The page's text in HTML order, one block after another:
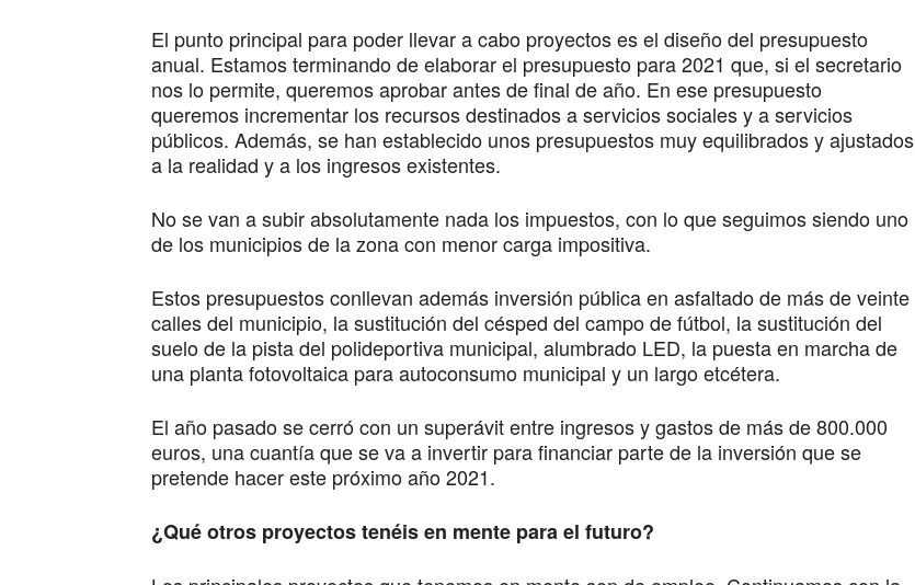
El punto principal para poder llevar a cabo proyectos es el diseño del presupuesto
anual. Estamos terminando de elaborar el presupuesto para 2021 que, si el secretario
nos lo permite, queremos aprobar antes de final de año. En ese presupuesto
queremos incrementar los recursos destinados a servicios sociales y a servicios
públicos. Además, se han establecido unos presupuestos muy equilibrados y ajustados
a la realidad y a los ingresos existentes.
No se van a subir absolutamente nada los impuestos, con lo que seguimos siendo uno
de los municipios de la zona con menor carga impositiva.
Estos presupuestos conllevan además inversión pública en asfaltado de más de veinte
calles del municipio, la sustitución del césped del campo de fútbol, la sustitución del
suelo de la pista del polideportiva municipal, alumbrado LED, la puesta en marcha de
una planta fotovoltaica para autoconsumo municipal y un largo etcétera.
El año pasado se cerró con un superávit entre ingresos y gastos de más de 800.000
euros, una cuantía que se va a invertir para financiar parte de la inversión que se
pretende hacer este próximo año 2021.
¿Qué otros proyectos tenéis en mente para el futuro?